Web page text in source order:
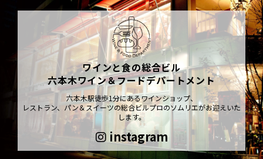
ワインと食の総合ビル
六本木ワイン＆フードデパートメント
六本木駅徒歩1分にあるワインショップ、
レストラン、パン＆スイーツの総合ビルプロのソムリエがお迎えいた
します。
instagram